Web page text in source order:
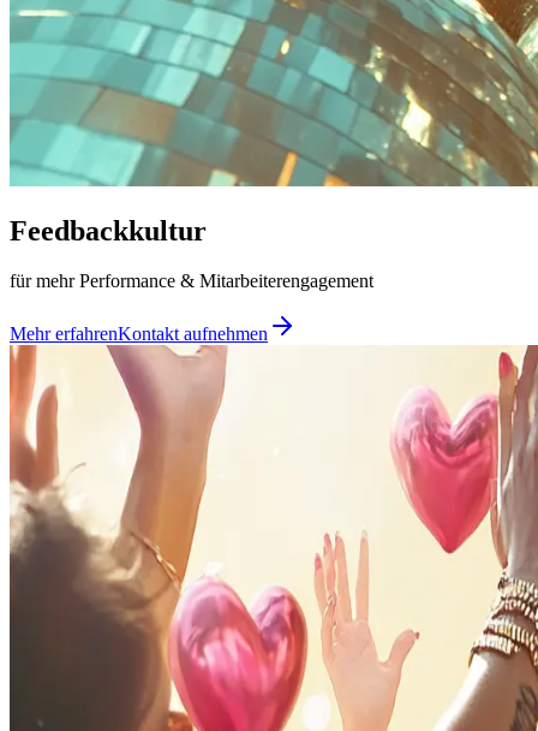
Feedbackkultur
für mehr Performance & Mitarbeiterengagement
Mehr erfahrenKontakt aufnehmen